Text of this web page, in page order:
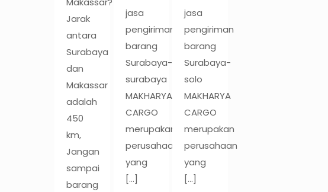
Jarak
antara
Surabaya
dan
Makassar
adalah
450
km,
Jangan
sampai
barang
jasa
pengiriman
barang
Surabaya-
surabaya
MAKHARYA
CARGO
merupakan
perusahaan
yang
[…]
jasa
pengiriman
barang
Surabaya-
solo
MAKHARYA
CARGO
merupakan
perusahaan
yang
[…]